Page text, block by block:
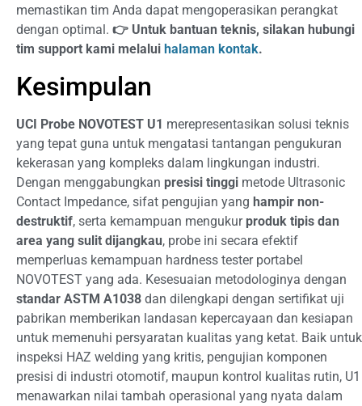
memastikan tim Anda dapat mengoperasikan perangkat
dengan optimal. 👉 Untuk bantuan teknis, silakan hubungi
tim support kami melalui halaman kontak.
Kesimpulan
UCI Probe NOVOTEST U1 merepresentasikan solusi teknis
yang tepat guna untuk mengatasi tantangan pengukuran
kekerasan yang kompleks dalam lingkungan industri.
Dengan menggabungkan presisi tinggi metode Ultrasonic
Contact Impedance, sifat pengujian yang hampir non-
destruktif, serta kemampuan mengukur produk tipis dan
area yang sulit dijangkau, probe ini secara efektif
memperluas kemampuan hardness tester portabel
NOVOTEST yang ada. Kesesuaian metodologinya dengan
standar ASTM A1038 dan dilengkapi dengan sertifikat uji
pabrikan memberikan landasan kepercayaan dan kesiapan
untuk memenuhi persyaratan kualitas yang ketat. Baik untuk
inspeksi HAZ welding yang kritis, pengujian komponen
presisi di industri otomotif, maupun kontrol kualitas rutin, U1
menawarkan nilai tambah operasional yang nyata dalam